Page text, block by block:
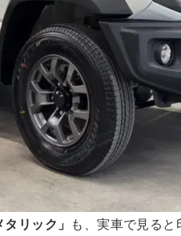
リック」
も、実車で見ると